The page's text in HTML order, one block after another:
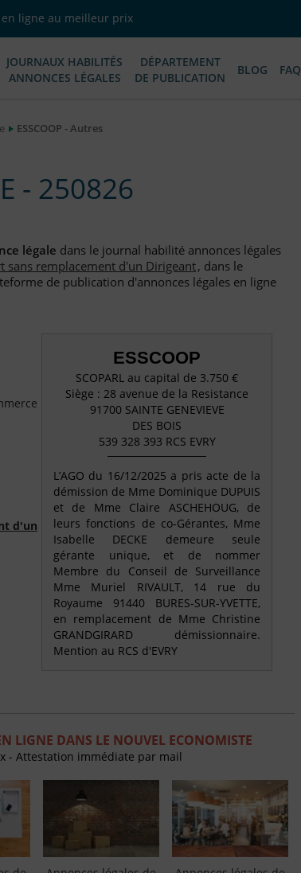
en ligne au meilleur prix
JOURNAUX HABILITÉS
ANNONCES LÉGALES
DÉPARTEMENT
DE PUBLICATION
BLOG FAQ
ESSCOOP - Autres
- 250826
légale dans le journal habilité annonces légales
sans remplacement d'un Dirigeant, dans le
de publication d'annonces légales en ligne
d'un
ESSCOOP
SCOPARL au capital de 3.750 €
Siège : 28 avenue de la Resistance
91700 SAINTE GENEVIEVE
DES BOIS
539 328 393 RCS EVRY
L’AGO du 16/12/2025 a pris acte de la
démission de Mme Dominique DUPUIS
et de Mme Claire ASCHEHOUG, de
leurs fonctions de co-Gérantes, Mme
Isabelle DECKE demeure seule
gérante unique, et de nommer
Membre du Conseil de Surveillance
Mme Muriel RIVAULT, 14 rue du
Royaume 91440 BURES-SUR-YVETTE,
en remplacement de Mme Christine
GRANDGIRARD démissionnaire.
Mention au RCS d'EVRY
LIGNE DANS LE NOUVEL ECONOMISTE
- Attestation immédiate par mail